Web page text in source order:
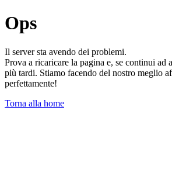
Ops
Il server sta avendo dei problemi.
Prova a ricaricare la pagina e, se continui ad
più tardi. Stiamo facendo del nostro meglio
perfettamente!
Torna alla home